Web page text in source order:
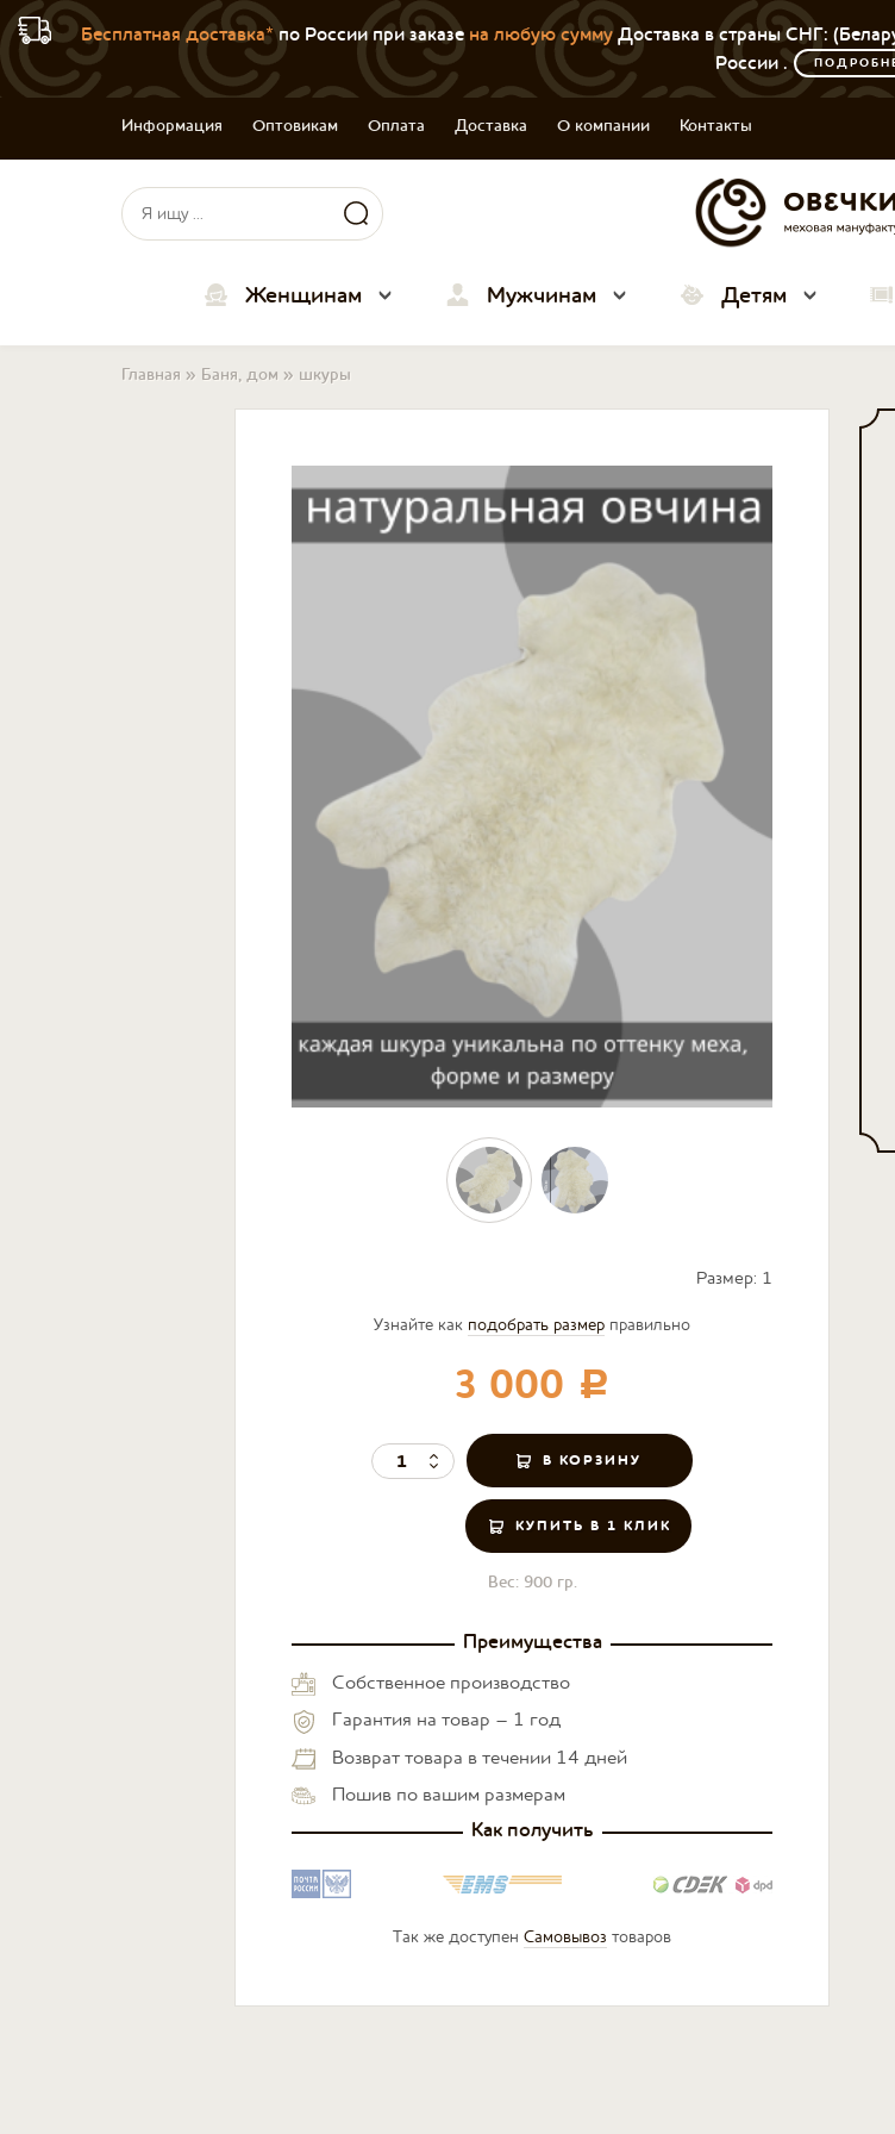
Бесплатная доставка*по России при заказе на любую суммуДоставка в страны СНГ:
России .
Информация Оптовикам Оплата Доставка О компании Контакты
Форма поиска
Поиск
Женщинам Мужчинам Детям
Вы здесь
Главная » Баня, дом » шкуры
Узнайте как подобрать размер правильно
3 000 c
КУПИТЬ В 1 КЛИК
Размер: 1
Вес: 900 гр.
Преимущества
Собственное производство
Гарантия на товар – 1 год
Возврат товара в течении 14 дней
Пошив по вашим размерам
Как получить
Так же доступен Самовывоз товаров